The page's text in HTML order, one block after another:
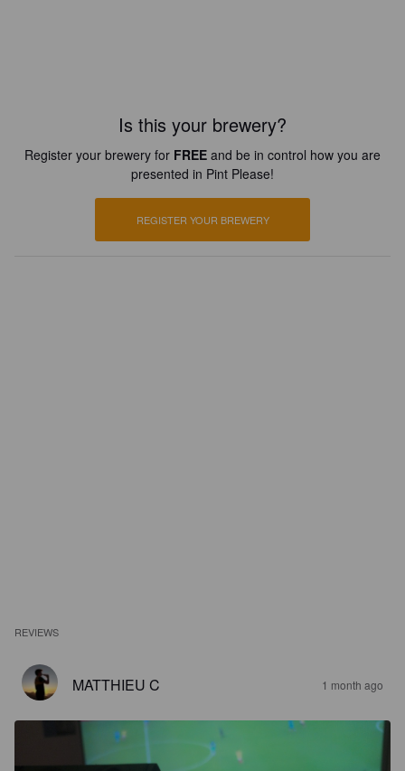
Is this your brewery?
Register your brewery for FREE and be in control how you are
presented in Pint Please!
REGISTER YOUR BREWERY
REVIEWS
MATTHIEU C 1 month ago